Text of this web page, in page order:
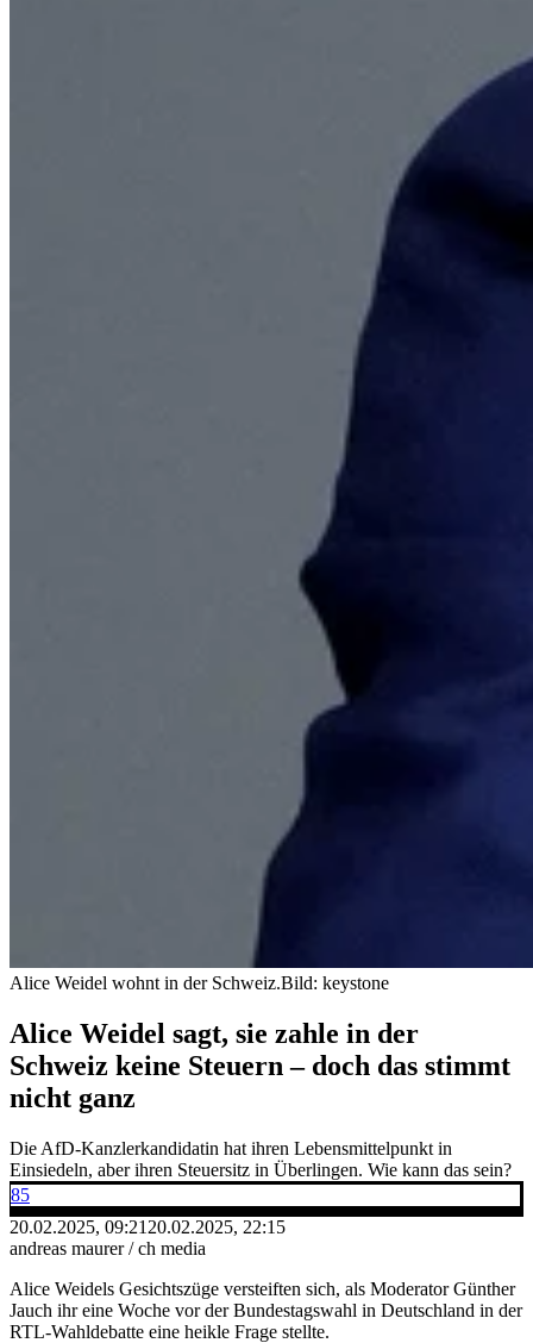
Alice Weidel wohnt in der Schweiz.Bild: keystone
Alice Weidel sagt, sie zahle in der
Schweiz keine Steuern – doch das stimmt
nicht ganz
Die AfD-Kanzlerkandidatin hat ihren Lebensmittelpunkt in
Einsiedeln, aber ihren Steuersitz in Überlingen. Wie kann das sein?
85
20.02.2025, 09:21 20.02.2025, 22:15
andreas maurer / ch media
Alice Weidels Gesichtszüge versteiften sich, als Moderator Günther
Jauch ihr eine Woche vor der Bundestagswahl in Deutschland in der
RTL-Wahldebatte eine heikle Frage stellte.